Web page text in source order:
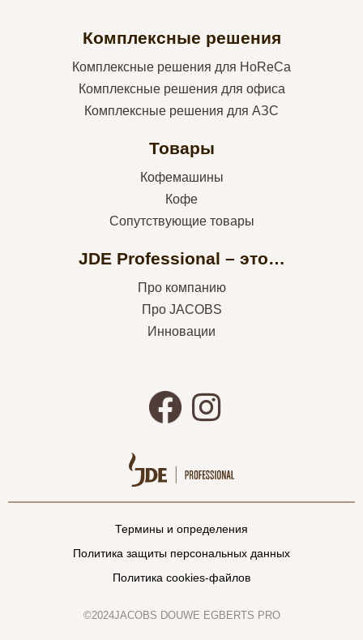
Комплексные решения
Комплексные решения для HoReCa
Комплексные решения для офиса
Комплексные решения для АЗС
Товары
Кофемашины
Кофе
Сопутствующие товары
JDE Professional – это…
Про компанию
Про JACOBS
Инновации
Термины и определения
Политика защиты персональных данных
Политика cookies-файлов
©2024JACOBS DOUWE EGBERTS PRO